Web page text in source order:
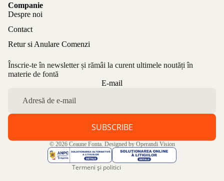
Companie
Despre noi
Contact
Retur si Anulare Comenzi
Înscrie-te în newsletter și rămâi la curent ultimele noutăți în
materie de fontă
E-mail
SUBSCRIBE
© 2026 Ceaune Fonta. Designed by Operandi Vision
Termeni și politici
Politica de confidențialitate
Aviz legal